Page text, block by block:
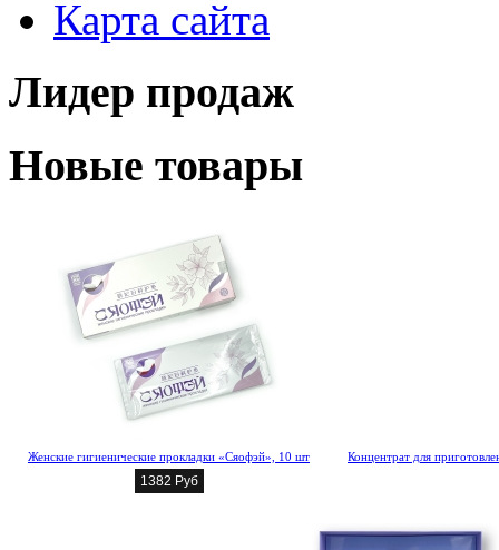
Карта сайта
Лидер продаж
Новые товары
Женские гигиенические прокладки «Сяофэй», 10 шт
1382 Руб
Концентрат для